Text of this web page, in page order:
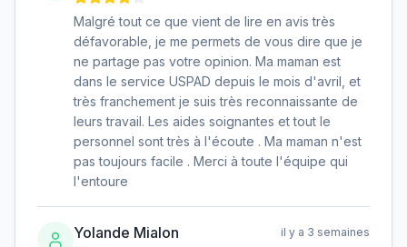
Malgré tout ce que vient de lire en avis très
défavorable, je me permets de vous dire que je
ne partage pas votre opinion. Ma maman est
dans le service USPAD depuis le mois d'avril, et
très franchement je suis très reconnaissante de
leurs travail. Les aides soignantes et tout le
personnel sont très à l'écoute . Ma maman n'est
pas toujours facile . Merci à toute l'équipe qui
l'entoure
Yolande Mialon il y a 3 semaines